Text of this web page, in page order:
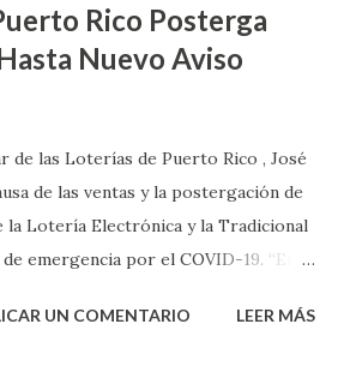
Rico Posterga
Nuevo Aviso
de las Loterías de Puerto Rico , José
de las ventas y la postergación de
Lotería Electrónica y la Tradicional
emergencia por el COVID-19. “En
empleados, vendedores y
UN COMENTARIO LEER MÁS